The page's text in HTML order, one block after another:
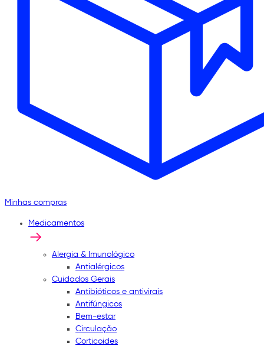
Minhas compras
Medicamentos
Alergia & Imunológico
Antialérgicos
Cuidados Gerais
Antibióticos e antivirais
Antifúngicos
Bem-estar
Circulação
Corticoides